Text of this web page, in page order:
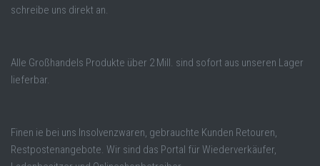
schreibe uns direkt an.
Alle Großhandels Produkte über 2 Mill. sind sofort aus unseren Lager
lieferbar.
Finen ie bei uns Insolvenzwaren, gebrauchte Kunden Retouren,
Restpostenangebote. Wir sind das Portal für Wiederverkäufer,